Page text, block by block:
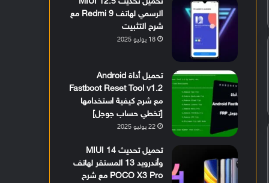
الرسمي لهاتف Redmi 9 مع
شرح التثبيت
18 يوليو 2025
تحميل أداة Android
Fastboot Reset Tool v1.2
مع شرح كيفية استخدامها
[تخطي حساب جوجل]
22 يوليو 2025
تحميل تحديث MIUI 14
وأندرويد 13 المستقر لهاتف
POCO X3 Pro مع شرح